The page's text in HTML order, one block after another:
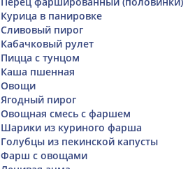
Курица в панировке
Сливовый пирог
Кабачковый рулет
Пицца с тунцом
Каша пшенная
Овощи
Ягодный пирог
Овощная смесь с фаршем
Шарики из куриного фарша
Голубцы из пекинской капусты
Фарш с овощами